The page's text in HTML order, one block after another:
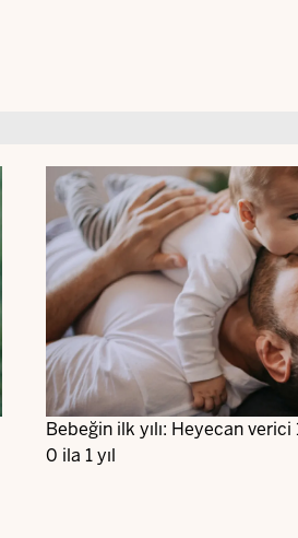
Bebeğin ilk yılı: Heyecan verici
0 ila 1 yıl